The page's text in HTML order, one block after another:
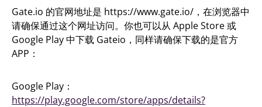
Gate.io 的官网地址是 https://www.gate.io/，在浏览器中
请确保通过这个网址访问。你也可以从 Apple Store 或
Google Play 中下载 Gateio，同样请确保下载的是官方
APP：
Google Play：
https://play.google.com/store/apps/details?